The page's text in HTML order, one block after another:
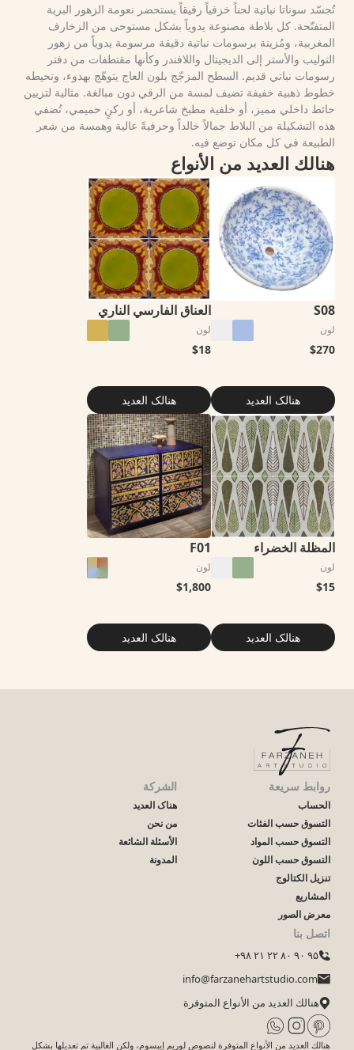
تُجسّد سوناتا نباتية لحناً خزفياً رقيقاً يستحضر نعومة الزهور البرية
المتفتّحة. كل بلاطة مصنوعة يدوياً بشكل مستوحى من الزخارف
المغربية، ومُزينة برسومات نباتية دقيقة مرسومة يدوياً من زهور
التوليب والأستر إلى الديجيتال واللافندر وكأنها مقتطفات من دفتر
رسومات نباتي قديم. السطح المزجّج بلون العاج يتوهّج بهدوء، وتحيطه
خطوط ذهبية خفيفة تضيف لمسة من الرقي دون مبالغة. مثالية لتزيين
حائط داخلي مميز، أو خلفية مطبخ شاعرية، أو ركنٍ حميمي، تُضفي
هذه التشكيلة من البلاط جمالاً خالداً وحرفيةً عالية وهمسة من شعر
الطبيعة في كل مكان توضع فيه.
هنالك العديد من الأنواع
S08
لون
$270
هنالک العدید
العناق الفارسي الناري
لون
$18
هنالک العدید
المظلة الخضراء
لون
$15
هنالک العدید
F01
لون
$1,800
هنالک العدید
اتصل بنا
۹۵ ۹۰ ۸۰ ۲۲ ۲۱ ۹۸+
info@farzanehartstudio.com
هنالك العديد من الأنواع المتوفرة
الشركة
هناک العدید
من نحن
الأسئلة الشائعة
المدونة
روابط سريعة
الحساب
التسوق حسب الفئات
التسوق حسب المواد
التسوق حسب اللون
تنزيل الكتالوج
المشاريع
معرض الصور
هنالك العديد من الأنواع المتوفرة لنصوص لوريم إيبسوم، ولكن الغالبية تم تعديلها بشكل